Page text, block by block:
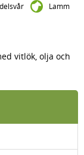
Lamm
vitlök, olja och